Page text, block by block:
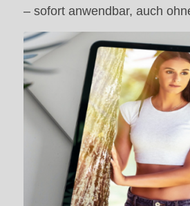
– sofort anwendbar, auch